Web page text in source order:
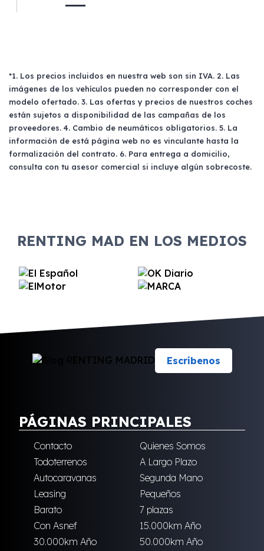
*1. Los precios incluidos en nuestra web son sin IVA. 2. Las
imágenes de los vehículos pueden no corresponder con el
modelo ofertado. 3. Las ofertas y precios de nuestros coches
están sujetos a disponibilidad de las campañas de los
proveedores. 4. Cambio de neumáticos obligatorios. 5. La
información de está página web no es vinculante hasta la
formalización del contrato. 6. Para entrega a domicilio,
consulta con tu asesor comercial si incluye algún sobrecoste.
RENTING MAD EN LOS MEDIOS
Escríbenos
PÁGINAS PRINCIPALES
Contacto
Quienes Somos
Todoterrenos
A Largo Plazo
Autocaravanas
Segunda Mano
Leasing
Pequeños
Barato
7 plazas
Con Asnef
15.000km Año
30.000km Año
50.000km Año